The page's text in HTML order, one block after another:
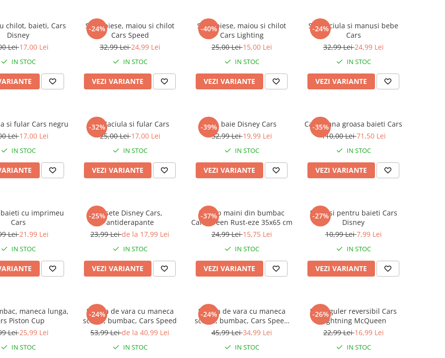
chilot, baieti, Cars
Disney
Lei17,00 Lei
IN STOC
-24%
Set 2 piese, maiou si chilot
Cars Speed
32,99 Lei24,99 Lei
IN STOC
VEZI VARIANTE
-40%
Set 2 piese, maiou si chilot
Cars Lighting
25,00 Lei15,00 Lei
IN STOC
VEZI VARIANTE
-24%
Set Caciula si manusi bebe
Cars
32,99 Lei24,99 Lei
IN STOC
VEZI VARIANTE
si fular Cars negru
Lei17,00 Lei
IN STOC
-32%
Set Caciula si fular Cars
25,00 Lei17,00 Lei
IN STOC
VEZI VARIANTE
-39%
Slip baie Disney Cars
32,99 Lei19,99 Lei
IN STOC
VEZI VARIANTE
-35%
Canadiana groasa baieti Cars
110,00 Lei71,50 Lei
IN STOC
VEZI VARIANTE
cu imprimeu
Cars
Lei21,99 Lei
IN STOC
-25%Sosete Disney Cars,
antiderapante
23,99 Leide la 17,99 Lei
IN STOC
VEZI VARIANTE
-37%
Prosop maini din bumbac
Cars Green Rust-eze 35x65 cm
24,99 Lei15,75 Lei
IN STOC
VEZI VARIANTE
-27%
Manusi pentru baieti Cars
Disney
10,99 Lei7,99 Lei
IN STOC
VEZI VARIANTE
maneca lunga,
Piston Cup
Lei25,99 Lei
IN STOC
-24%
Pijama de vara cu maneca
scurta, bumbac, Cars Speed
53,99 Leide la 40,99 Lei
IN STOC
-24%
Pijama de vara cu maneca
scurta, bumbac, Cars Speed
95
45,99 Lei34,99 Lei
IN STOC
-26%
Fular-guler reversibil Cars
Lightning McQueen
22,99 Lei16,99 Lei
IN STOC